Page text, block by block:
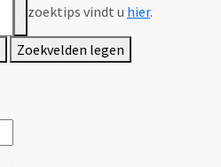
zoektips vindt u hier.
Zoekvelden legen